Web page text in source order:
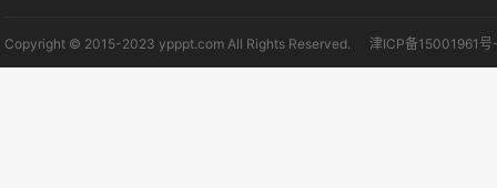
Copyright © 2015-2023 ypppt.com All Rights Reserved. 津ICP备15001961号